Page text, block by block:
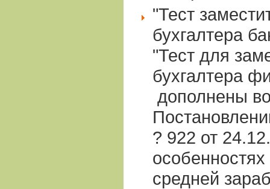
"Тест
бухгалтера
"Тест для
бухгалтера
дополнены
? 922 от
средней